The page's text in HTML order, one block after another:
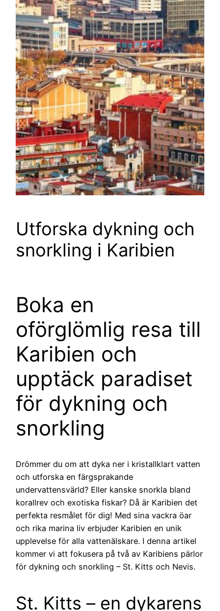
Utforska dykning och
snorkling i Karibien
Boka en
oförglömlig resa till
Karibien och
upptäck paradiset
för dykning och
snorkling
Drömmer du om att dyka ner i kristallklart vatten
och utforska en färgsprakande
undervattensvärld? Eller kanske snorkla bland
korallrev och exotiska fiskar? Då är Karibien det
perfekta resmålet för dig! Med sina vackra öar
och rika marina liv erbjuder Karibien en unik
upplevelse för alla vattenälskare. I denna artikel
kommer vi att fokusera på två av Karibiens pärlor
för dykning och snorkling – St. Kitts och Nevis.
St. Kitts – en dykarens